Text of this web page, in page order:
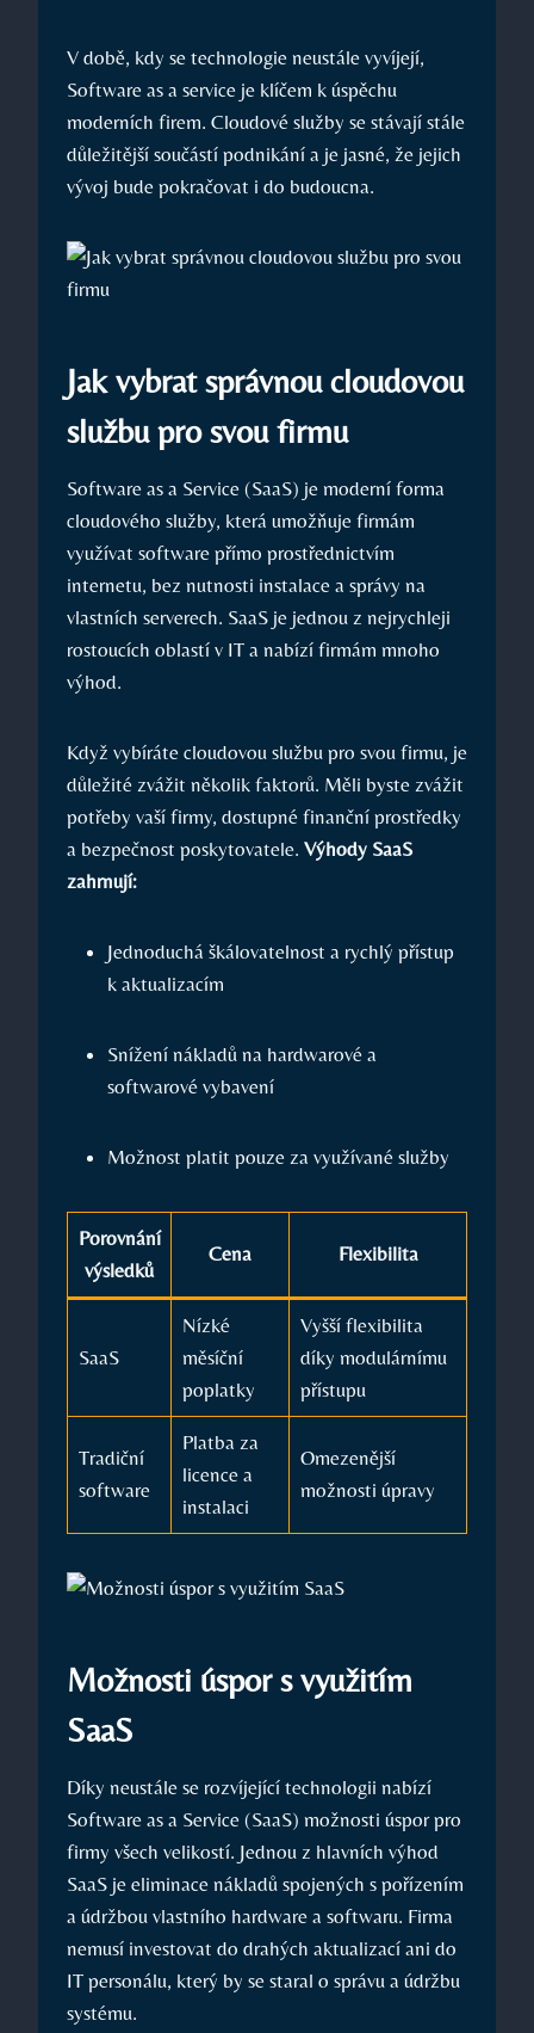
V době, kdy se technologie neustále vyvíjejí,
Software as a service je klíčem k úspěchu
moderních firem. Cloudové služby se stávají stále
důležitější součástí podnikání a je jasné, že jejich
vývoj bude pokračovat i do budoucna.
Jak vybrat správnou cloudovou
službu pro svou firmu
Software as a Service (SaaS) je moderní forma
cloudového služby, která umožňuje firmám
využívat software přímo prostřednictvím
internetu, bez nutnosti instalace a správy na
vlastních serverech. SaaS je jednou z nejrychleji
rostoucích oblastí v IT a nabízí firmám mnoho
výhod.
Když vybíráte cloudovou službu pro svou firmu, je
důležité zvážit několik faktorů. Měli byste zvážit
potřeby vaší firmy, dostupné finanční prostředky
a bezpečnost poskytovatele. Výhody SaaS
zahrnují:
Jednoduchá škálovatelnost a rychlý přístup
k aktualizacím
Snížení nákladů na hardwarové a
softwarové vybavení
Možnost platit pouze za využívané služby
Porovnání
výsledků
Cena Flexibilita
SaaS
Nízké
měsíční
poplatky
Vyšší flexibilita
díky modulárnímu
přístupu
Tradiční
software
Platba za
licence a
instalaci
Omezenější
možnosti úpravy
Možnosti úspor s využitím
SaaS
Díky neustále se rozvíjející technologii nabízí
Software as a Service (SaaS) možnosti úspor pro
firmy všech velikostí. Jednou z hlavních výhod
SaaS je eliminace nákladů spojených s pořízením
a údržbou vlastního hardware a softwaru. Firma
nemusí investovat do drahých aktualizací ani do
IT personálu, který by se staral o správu a údržbu
systému.